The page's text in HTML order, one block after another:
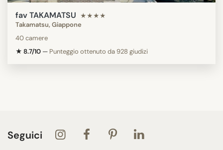
fav TAKAMATSU ★★★★
Takamatsu, Giappone
40 camere
★ 8.7/10 — Punteggio ottenuto da 928 giudizi
Seguici